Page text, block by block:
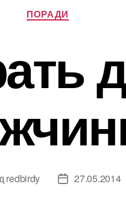
Категорії
ПОРАДИ
redbirdy
Дата27.05.2014